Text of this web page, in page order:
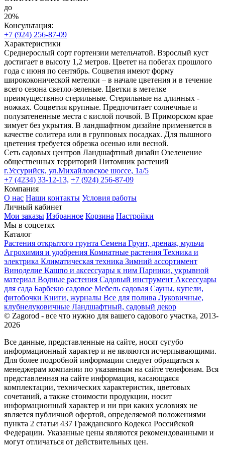
до
20%
Консультация:
+7 (924) 256-87-09
Характеристики
Среднерослый сорт гортензии метельчатой. Взрослый куст
достигает в высоту 1,2 метров. Цветет на побегах прошлого
года с июня по сентябрь. Соцветия имеют форму
ширококонической метелки – в начале цветения и в течение
всего сезона светло-зеленые. Цветки в метелке
преимуществнно стерильные. Стерильные на длинных -
ножках. Соцветия крупные. Предпочитает солнечные и
полузатененные места с кислой почвой. В Приморском крае
зимует без укрытия. В ландшафтном дизайне применяется в
качестве солитера или в групповых посадках. Для пышного
цветения требуется обрезка осенью или весной.
Сеть садовых центров Ландшафтный дизайн Озеленение
общественных территорий Питомник растений
г.Уссурийск, ул.Михайловское шоссе, 1а/5
+7 (4234) 33-12-13, +7 (924) 256-87-09
Компания
О нас Наши контакты Условия работы
Личный кабинет
Мои заказы Избранное Корзина Настройки
Мы в соцсетях
Каталог
Растения открытого грунта Семена Грунт, дренаж, мульча
Агрохимия и удобрения Комнатные растения Техника и
электрика Климатическая техника Зимний ассортимент
Виноделие Кашпо и аксессуары к ним Парники, укрывной
материал Водные растения Садовый инструмент Аксессуары
для сада Барбекю садовое Мебель садовая Сауны, купели,
фитобочки Книги, журналы Все для полива Луковичные,
клубнелуковичные Ландшафтный, садовый декор
© Zagorod - все что нужно для вашего садового участка, 2013-
2026
Все данные, представленные на сайте, носят сугубо
информационный характер и не являются исчерпывающими.
Для более подробной информации следует обращаться к
менеджерам компании по указанным на сайте телефонам. Вся
представленная на сайте информация, касающаяся
комплектации, технических характеристик, цветовых
сочетаний, а также стоимости продукции, носит
информационный характер и ни при каких условиях не
является публичной офертой, определяемой положениями
пункта 2 статьи 437 Гражданского Кодекса Российской
Федерации. Указанные цены являются рекомендованными и
могут отличаться от действительных цен.